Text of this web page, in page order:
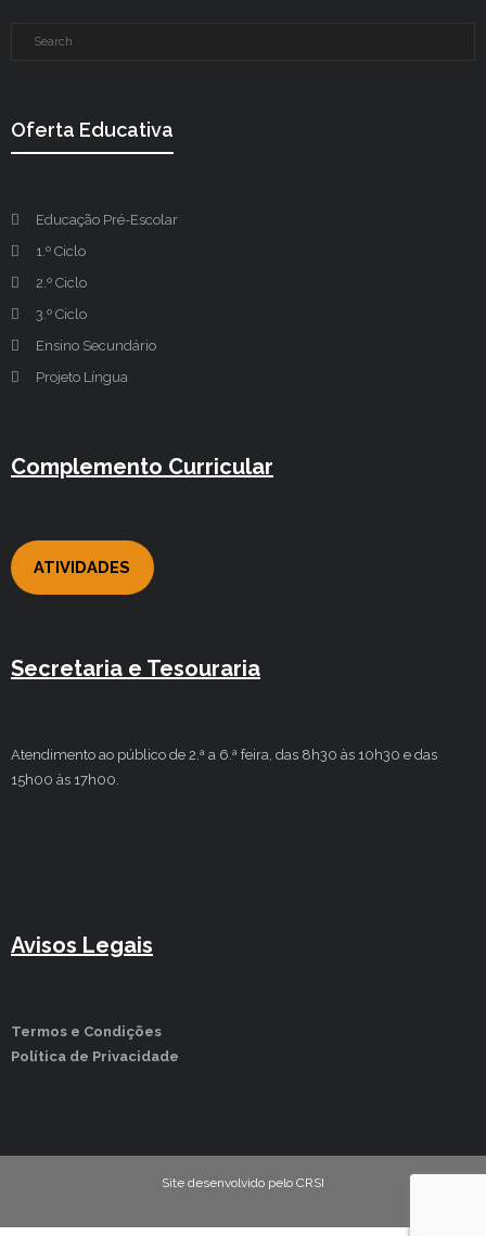
Oferta Educativa
Educação Pré-Escolar
1.º Ciclo
2.º Ciclo
3.º Ciclo
Ensino Secundário
Projeto Língua
Complemento Curricular
ATIVIDADES
Secretaria e Tesouraria
Atendimento ao público de 2.ª a 6.ª feira, das 8h30 às 10h30 e das
15h00 às 17h00.
Avisos Legais
Termos e Condições
Política de Privacidade
Site desenvolvido pelo CRSI